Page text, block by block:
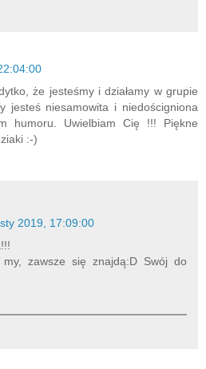
że jesteśmy i działamy w grupie
jesteś niesamowita i niedościgniona
humoru. Uwielbiam Cię !!! Piękne
:-)
2019, 17:09:00
zawsze się znajdą:D Swój do